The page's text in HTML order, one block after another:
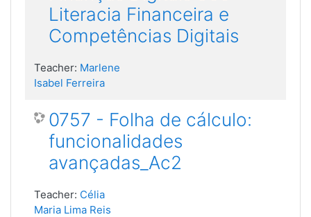
Literacia Financeira e
Competências Digitais
Teacher: Marlene
Isabel Ferreira
0757 - Folha de cálculo:
funcionalidades
avançadas_Ac2
Teacher: Célia
Maria Lima Reis